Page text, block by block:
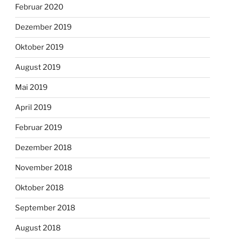
Februar 2020
Dezember 2019
Oktober 2019
August 2019
Mai 2019
April 2019
Februar 2019
Dezember 2018
November 2018
Oktober 2018
September 2018
August 2018